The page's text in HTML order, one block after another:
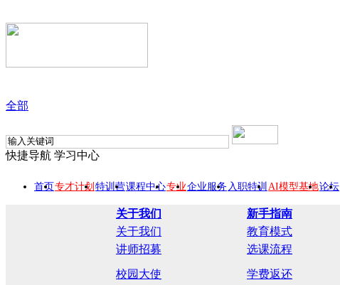
全部
快捷导航 学习中心
首页专才计划 特训营课程中心专业企业服务 入职特训 AI模型基地论坛
关于我们 新手指南
关于我们 教育模式
讲师招募
选课流程
校园大使 学费返还